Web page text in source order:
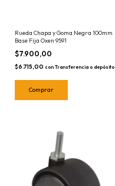
Rueda Chapa y Goma Negra 100mm
Base Fija Oxen 9591
$7.900,00
$6.715,00 con Transferencia o depósito